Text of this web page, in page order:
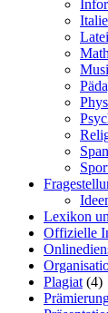
Lexikon
Offizielle
Plagiat (4)